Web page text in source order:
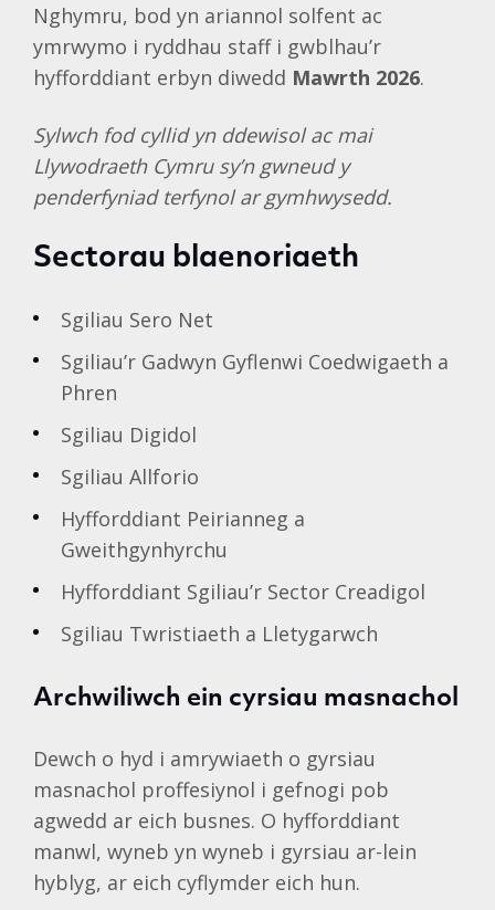
Nghymru, bod yn ariannol solfent ac
ymrwymo i ryddhau staff i gwblhau’r
hyfforddiant erbyn diwedd Mawrth 2026.
Sylwch fod cyllid yn ddewisol ac mai
Llywodraeth Cymru sy’n gwneud y
penderfyniad terfynol ar gymhwysedd.
Sectorau blaenoriaeth
Sgiliau Sero Net
Sgiliau’r Gadwyn Gyflenwi Coedwigaeth a
Phren
Sgiliau Digidol
Sgiliau Allforio
Hyfforddiant Peirianneg a
Gweithgynhyrchu
Hyfforddiant Sgiliau’r Sector Creadigol
Sgiliau Twristiaeth a Lletygarwch
Archwiliwch ein cyrsiau masnachol
Dewch o hyd i amrywiaeth o gyrsiau
masnachol proffesiynol i gefnogi pob
agwedd ar eich busnes. O hyfforddiant
manwl, wyneb yn wyneb i gyrsiau ar-lein
hyblyg, ar eich cyflymder eich hun.